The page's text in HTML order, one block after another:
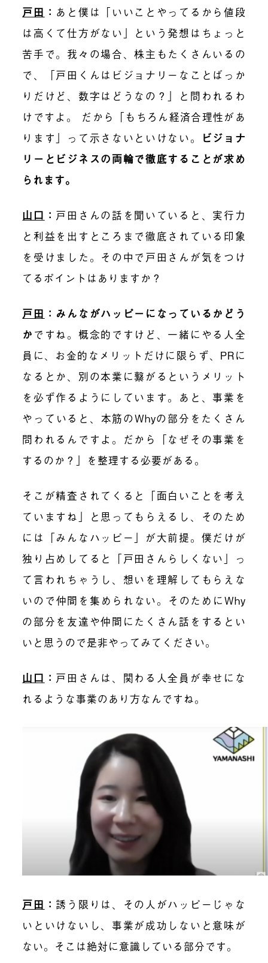
戸田 ： あと僕は「いいことやってるから値段
は高くて仕方がない」という発想はちょっと
苦手で。我々の場合、株主もたくさんいるの
で、「戸田くんはビジョナリーなことばっか
りだけど、数字はどうなの？」と問われるわ
けですよ。 だから「もちろん経済合理性があ
ります」って示さないといけない。
ビジョナ
リーとビジネスの両輪で徹底することが求め
られます。
山口 ： 戸田さんの話を聞いていると、実行力
と利益を出すところまで徹底されている印象
を受けました。その中で戸田さんが気をつけ
てるポイントはありますか？
戸田 ：みんながハッピーになっているかどう
か ですね。概念的ですけど、一緒にやる人全
員に、お金的なメリットだけに限らず、PRに
なるとか、別の本業に繋がるというメリット
を必ず作るようにしています。あと、事業を
やっていると、本筋のWhyの部分をたくさん
問われるんですよ。だから「なぜその事業を
するのか？」を整理する必要がある。
そこが精査されてくると「面白いことを考え
ていますね」と思ってもらえるし、そのため
には「みんなハッピー」が大前提。僕だけが
独り占めしてると「戸田さんらしくない」っ
て言われちゃうし、想いを理解してもらえな
いので仲間を集められない。そのためにWhy
の部分を友達や仲間にたくさん話をするとい
いと思うので是非やってみてください。
山口 ： 戸田さんは、関わる人全員が幸せにな
れるような事業のあり方なんですね。
戸田 ： 誘う限りは、その人がハッピーじゃな
いといけないし、事業が成功しないと意味が
ない。そこは絶対に意識している部分です。